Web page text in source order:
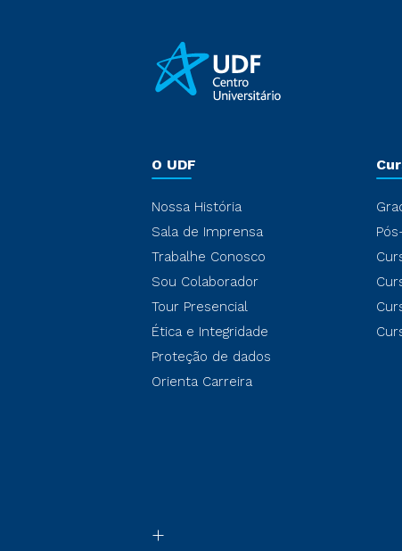
O UDF
Nossa História
Sala de Imprensa
Trabalhe Conosco
Sou Colaborador
Tour Presencial
Ética e Integridade
Proteção de dados
Orienta Carreira